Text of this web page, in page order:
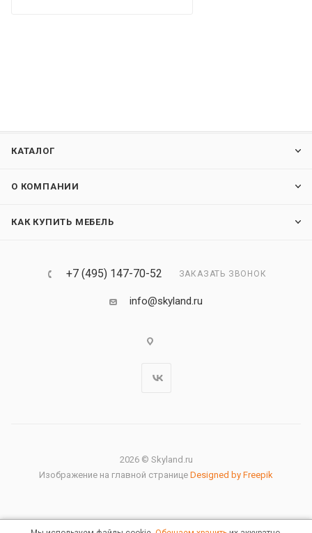
КАТАЛОГ
О КОМПАНИИ
КАК КУПИТЬ МЕБЕЛЬ
+7 (495) 147-70-52 ЗАКАЗАТЬ ЗВОНОК
info@skyland.ru
2026 © Skyland.ru
Изображение на главной странице Designed by Freepik